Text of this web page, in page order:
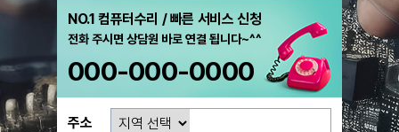
NO.1 컴퓨터수리 / 빠른 서비스 신청
전화 주시면 상담원 바로 연결 됩니다~^^
000-000-0000
주소